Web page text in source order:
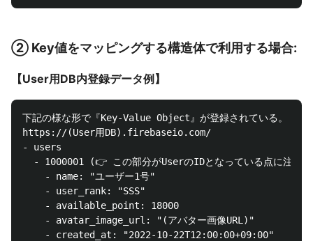
② Key値をマッピングする構造体で利用する場合:
【User用DB内登録データ例】
下記の様な形で『Key-Value Object』が登録されている。
https://(User用DB).firebaseio.com/
- users
- 1000001 (👉 この部分がUserのIDとなっている点に注意
    - name: "ユーザー1号"
    - user_rank: "SSS"
    - available_point: 18000
    - avatar_image_url: "(アバター画像URL)"
    - created_at: "2022-10-22T12:00:00+09:00"